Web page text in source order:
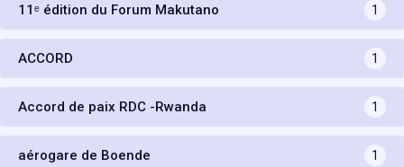
11ᵉ édition du Forum Makutano 1
ACCORD 1
Accord de paix RDC -Rwanda 1
aérogare de Boende 1